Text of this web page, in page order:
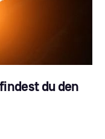
du den